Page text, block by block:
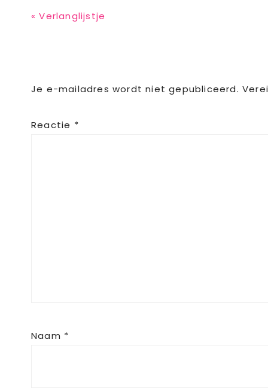
Previous
« Verlanglijstje
Interactions
Je e-mailadres wordt niet gepubliceerd.
Reactie *
Naam *